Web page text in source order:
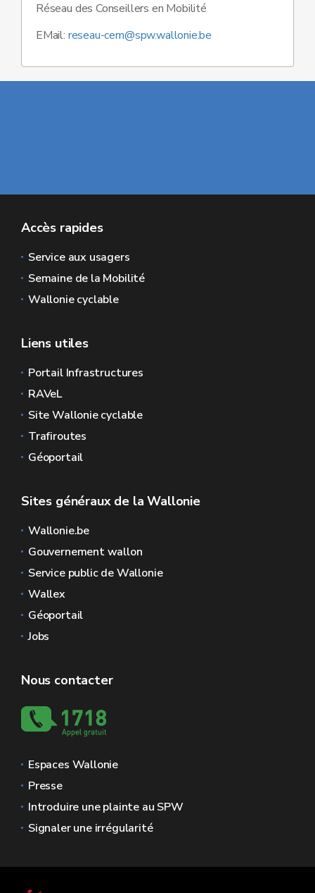
Réseau des Conseillers en Mobilité
EMail: reseau-cem@spw.wallonie.be
Accès rapides
Service aux usagers
Semaine de la Mobilité
Wallonie cyclable
Liens utiles
Portail Infrastructures
RAVeL
Site Wallonie cyclable
Trafiroutes
Géoportail
Sites généraux de la Wallonie
Wallonie.be
Gouvernement wallon
Service public de Wallonie
Wallex
Géoportail
Jobs
Nous contacter
Espaces Wallonie
Presse
Introduire une plainte au SPW
Signaler une irrégularité